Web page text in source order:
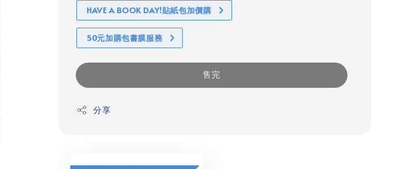
HAVE A BOOK DAY!貼紙包加價購
50元加購包書膜服務
售完
分享